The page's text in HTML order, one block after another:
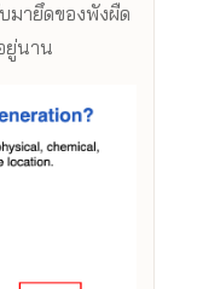
มายึดของพังผืด
ยู่นาน